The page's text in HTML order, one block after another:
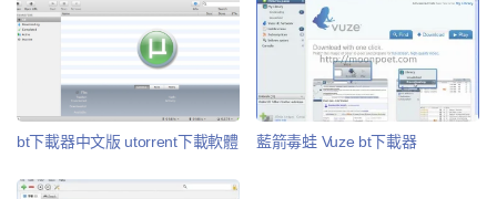
bt下載器中文版 utorrent下載軟體 藍箭毒蛙 Vuze bt下載器